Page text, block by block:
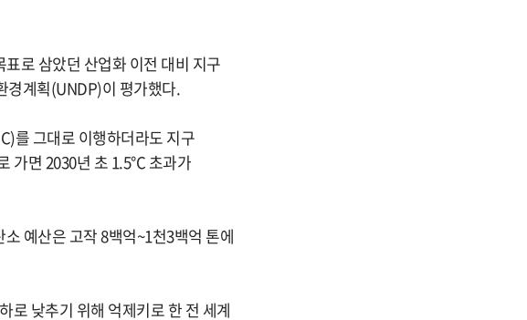
로 삼았던 산업화 이전 대비 지구
경계획(UNDP)이 평가했다.
를 그대로 이행하더라도 지구
가면 2030년 초 1.5°C 초과가
예산은 고작 8백억~1천3백억 톤에
낮추기 위해 억제키로 한 전 세계